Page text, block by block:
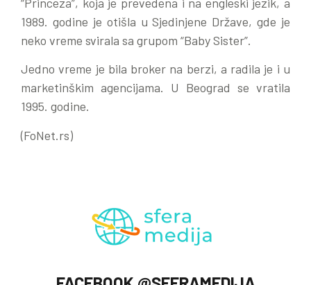
1989. godine je otišla u Sjedinjene Države, gde je
neko vreme svirala sa grupom “Baby Sister”.
Jedno vreme je bila broker na berzi, a radila je i u
marketinškim agencijama. U Beograd se vratila
1995. godine.
(FoNet.rs)